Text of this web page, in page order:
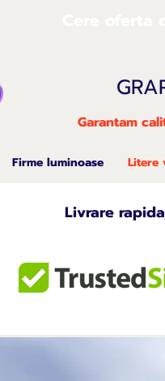
Garantam
Firme luminoase Litere
Livrare